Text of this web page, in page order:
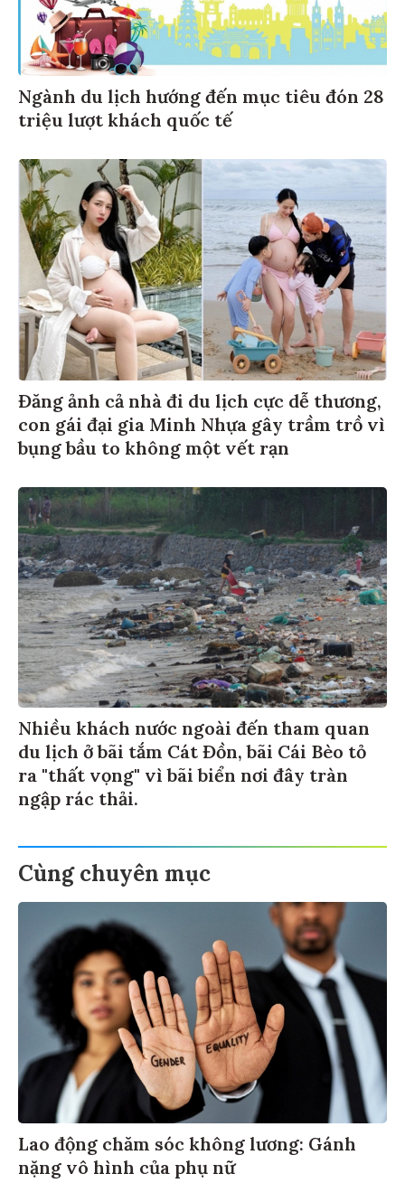
Ngành du lịch hướng đến mục tiêu đón 28
triệu lượt khách quốc tế
Đăng ảnh cả nhà đi du lịch cực dễ thương,
con gái đại gia Minh Nhựa gây trầm trồ vì
bụng bầu to không một vết rạn
Nhiều khách nước ngoài đến tham quan
du lịch ở bãi tắm Cát Đồn, bãi Cái Bèo tỏ
ra "thất vọng" vì bãi biển nơi đây tràn
ngập rác thải.
Cùng chuyên mục
Lao động chăm sóc không lương: Gánh
nặng vô hình của phụ nữ